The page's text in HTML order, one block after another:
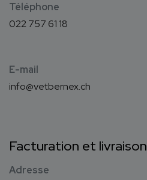
Téléphone
022 757 61 18
E-mail
info@vetbernex.ch
Facturation et livraison
Adresse